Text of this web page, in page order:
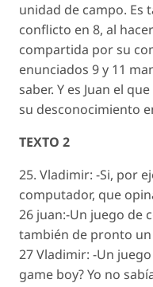
unidad de campo. Es
conflicto en 8, al
compartida por su
enunciados 9 y 11
saber. Y es Juan el
su desconocimiento
TEXTO 2
25. Vladimir: -Si, por
computador, que
26 juan:-Un juego de
también de pronto
27 Vladimir: -Un
game boy? Yo no